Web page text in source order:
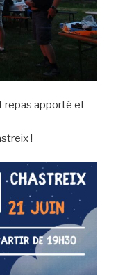
repas apporté et
!